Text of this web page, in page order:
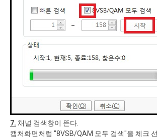
7. 채널 검색창이 뜬다.
캡처화면처럼 "8VSB/QAM 모두 검색"을 체크